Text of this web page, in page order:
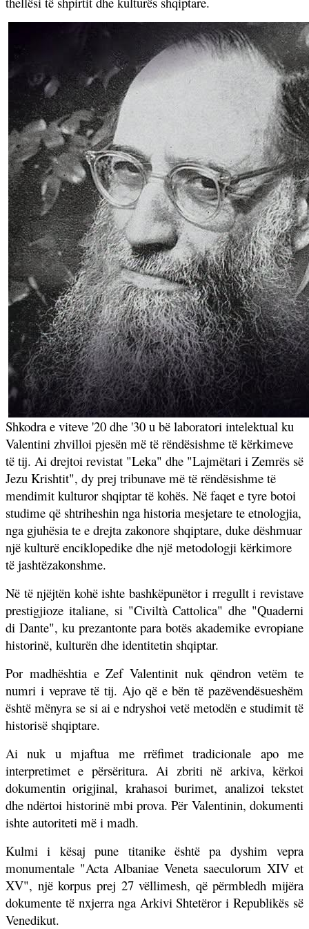
Shkodra e viteve '20 dhe '30 u bë laboratori intelektual ku
Valentini zhvilloi pjesën më të rëndësishme të kërkimeve
të tij. Ai drejtoi revistat "Leka" dhe "Lajmëtari i Zemrës së
Jezu Krishtit", dy prej tribunave më të rëndësishme të
mendimit kulturor shqiptar të kohës. Në faqet e tyre botoi
studime që shtriheshin nga historia mesjetare te etnologjia,
nga gjuhësia te e drejta zakonore shqiptare, duke dëshmuar
një kulturë enciklopedike dhe një metodologji kërkimore
të jashtëzakonshme.
Në të njëjtën kohë ishte bashkëpunëtor i rregullt i revistave
prestigjioze italiane, si "Civiltà Cattolica" dhe "Quaderni
di Dante", ku prezantonte para botës akademike evropiane
historinë, kulturën dhe identitetin shqiptar.
Por madhështia e Zef Valentinit nuk qëndron vetëm te
numri i veprave të tij. Ajo që e bën të pazëvendësueshëm
është mënyra se si ai e ndryshoi vetë metodën e studimit të
historisë shqiptare.
Ai nuk u mjaftua me rrëfimet tradicionale apo me
interpretimet e përsëritura. Ai zbriti në arkiva, kërkoi
dokumentin origjinal, krahasoi burimet, analizoi tekstet
dhe ndërtoi historinë mbi prova. Për Valentinin, dokumenti
ishte autoriteti më i madh.
Kulmi i kësaj pune titanike është pa dyshim vepra
monumentale "Acta Albaniae Veneta saeculorum XIV et
XV", një korpus prej 27 vëllimesh, që përmbledh mijëra
dokumente të nxjerra nga Arkivi Shtetëror i Republikës së
Venedikut.